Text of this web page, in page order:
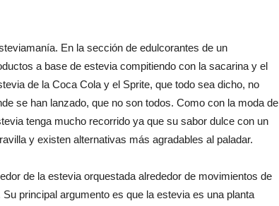
En la sección de edulcorantes de un
a base de estevia compitiendo con la sacarina y el
de la Coca Cola y el Sprite, que todo sea dicho, no
se han lanzado, que no son todos. Como con la moda de
tenga mucho recorrido ya que su sabor dulce con un
y existen alternativas más agradables al paladar.
de la estevia orquestada alrededor de movimientos de
principal argumento es que la estevia es una planta